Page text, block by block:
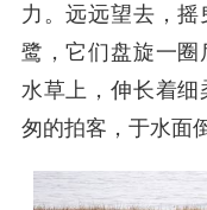
力。远远望去，
鹭，它们盘旋一
水草上，伸长着
匆的拍客，于水面